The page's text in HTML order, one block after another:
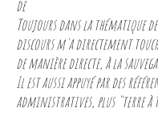
Toujours dans la thématique
discours m'a directement
de manière directe, à la
Il est aussi appuyé par des
administratives, plus "terre à